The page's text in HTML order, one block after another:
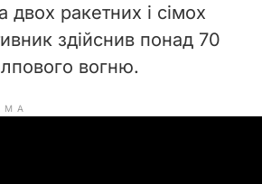
ракетних і сімох
здійснив понад 70
вогню.